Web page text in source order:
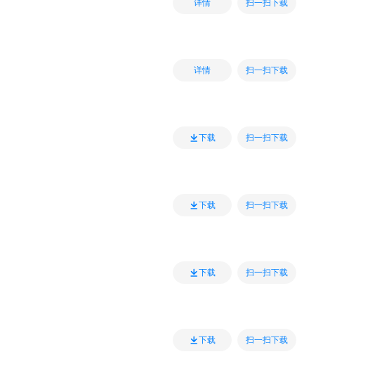
详情 扫一扫下载
详情 扫一扫下载
下载 扫一扫下载
下载 扫一扫下载
下载 扫一扫下载
下载 扫一扫下载